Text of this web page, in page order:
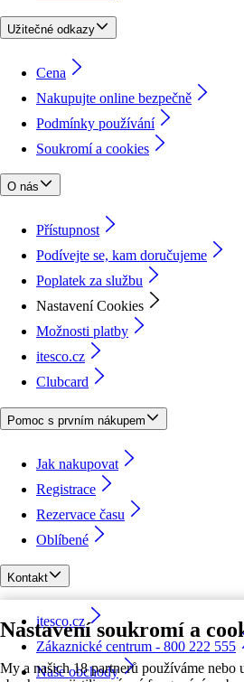
Nastavení soukromí a
My a našich 18 partnerů používáme nebo
Užitečné odkazy
Cena
Nakupujte online bezpečně
Podmínky používání
Soukromí a cookies
O nás
Přístupnost
Podívejte se, kam doručujeme
Poplatek za službu
Nastavení Cookies
Možnosti platby
itesco.cz
Clubcard
Pomoc s prvním nákupem
Jak nakupovat
Registrace
Rezervace času
Oblíbené
Kontakt
itesco.cz
Zákaznické centrum - 800 222 555
Naše obchody